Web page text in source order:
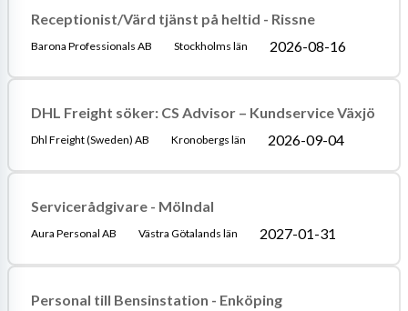
Receptionist/Värd tjänst på heltid - Rissne
Barona Professionals AB Stockholms län 2026-08-16
DHL Freight söker: CS Advisor – Kundservice Växjö
Dhl Freight (Sweden) AB Kronobergs län 2026-09-04
Servicerådgivare - Mölndal
Aura Personal AB Västra Götalands län 2027-01-31
Personal till Bensinstation - Enköping